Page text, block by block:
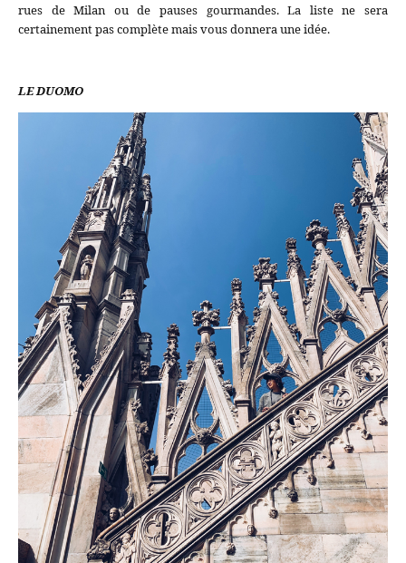
rues de Milan ou de pauses gourmandes. La liste ne sera
certainement pas complète mais vous donnera une idée.
LE DUOMO